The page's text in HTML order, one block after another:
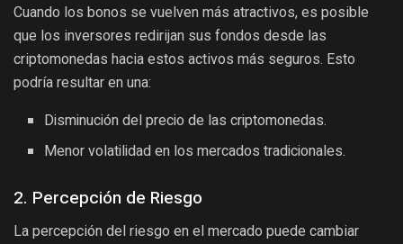
Cuando los bonos se vuelven más atractivos, es posible
que los inversores redirijan sus fondos desde las
criptomonedas hacia estos activos más seguros. Esto
podría resultar en una:
Disminución del precio de las criptomonedas.
Menor volatilidad en los mercados tradicionales.
2. Percepción de Riesgo
La percepción del riesgo en el mercado puede cambiar